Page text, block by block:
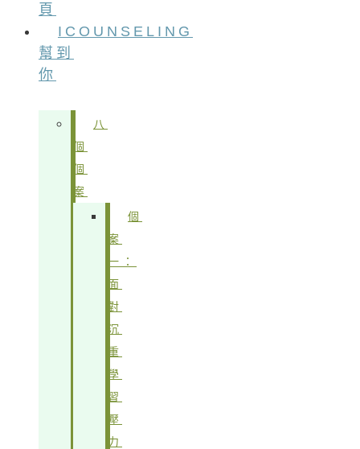
頁
ICOUNSELING
幫到
你
八
個
個
案
個
案
一：
面
對
沉
重
學
習
壓
力